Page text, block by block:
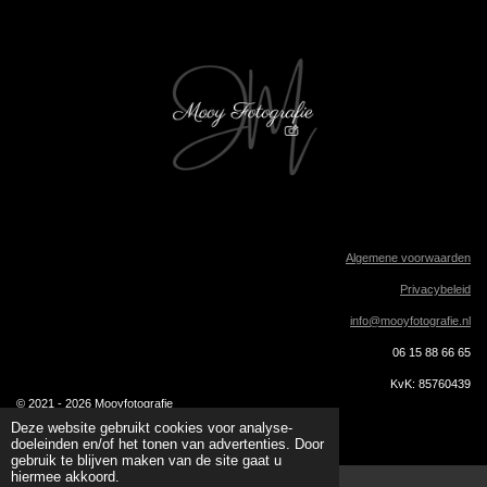
Deze website gebruikt cookies voor analyse-
doeleinden en/of het tonen van advertenties. Door
gebruik te blijven maken van de site gaat u
hiermee akkoord.
Algemene voorwaarden
Privacybeleid
info@mooyfotografie.nl
06 15 88 66 65
KvK: 85760439
© 2021 - 2026 Mooyfotografie
Powered byJouwWeb